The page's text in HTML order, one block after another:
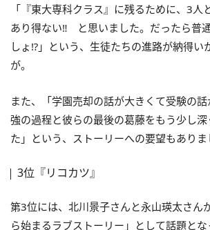
「『東大専科クラス』に残るために、3人
あり得ない‼ と思いました。だったら普
しょ⁉」という、生徒たちの進路が納得い
が。
また、「学園売却の話が大きくて受験の
強の過程と彼らの最後の葛藤をもう少し
た」という、ストーリーへの要望もありま
3位『リコカツ』
第3位には、北川景子さんと永山瑛太さん
ら始まるラブストーリー」として話題とな